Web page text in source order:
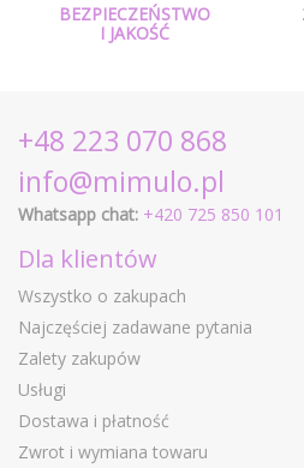
BEZPIECZEŃSTWO
I JAKOŚĆ
+48 223 070 868
info@mimulo.pl
Whatsapp chat: +420 725 850 101
Dla klientów
Wszystko o zakupach
Najczęściej zadawane pytania
Zalety zakupów
Usługi
Dostawa i płatność
Zwrot i wymiana towaru